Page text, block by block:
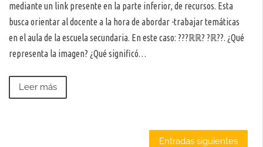
mediante un link presente en la parte inferior, de recursos. Esta
busca orientar al docente a la hora de abordar -trabajar temáticas
en el aula de la escuela secundaria. En este caso: ???ℝℝ? ?ℝ??. ¿Qué
representa la imagen? ¿Qué significó…
Leer más
Entradas siguientes